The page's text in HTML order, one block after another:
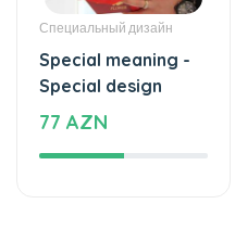
Special meaning -
Special design
77 AZN